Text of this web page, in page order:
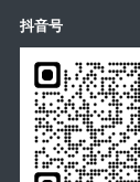
抖音号